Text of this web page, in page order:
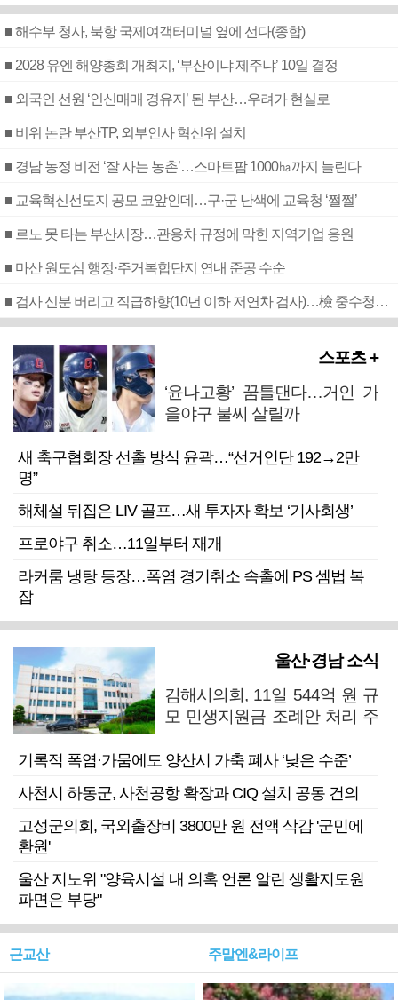
■ 해수부 청사, 북항 국제여객터미널 옆에 선다(종합)
■ 2028 유엔 해양총회 개최지, ‘부산이냐 제주냐’ 10일 결정
■ 외국인 선원 ‘인신매매 경유지’ 된 부산…우려가 현실로
■ 비위 논란 부산TP, 외부인사 혁신위 설치
■ 경남 농정 비전 ‘잘 사는 농촌’…스마트팜 1000㏊까지 늘린다
■ 교육혁신선도지 공모 코앞인데…구·군 난색에 교육청 ‘쩔쩔’
■ 르노 못 타는 부산시장…관용차 규정에 막힌 지역기업 응원
■ 마산 원도심 행정·주거복합단지 연내 준공 수순
■ 검사 신분 버리고 직급하향(10년 이하 저연차 검사)…檢 중수청행 기피
스포츠 +
‘윤나고황’ 꿈틀댄다…거인 가
을야구 불씨 살릴까
새 축구협회장 선출 방식 윤곽…“선거인단 192→2만
명”
해체설 뒤집은 LIV 골프…새 투자자 확보 ‘기사회생’
프로야구 취소…11일부터 재개
라커룸 냉탕 등장…폭염 경기취소 속출에 PS 셈법 복
잡
울산·경남 소식
김해시의회, 11일 544억 원 규
모 민생지원금 조례안 처리 주
기록적 폭염·가뭄에도 양산시 가축 폐사 ‘낮은 수준’
사천시 하동군, 사천공항 확장과 CIQ 설치 공동 건의
고성군의회, 국외출장비 3800만 원 전액 삭감 '군민에
환원'
울산 지노위 "양육시설 내 의혹 언론 알린 생활지도원
파면은 부당"
근교산 주말엔&라이프